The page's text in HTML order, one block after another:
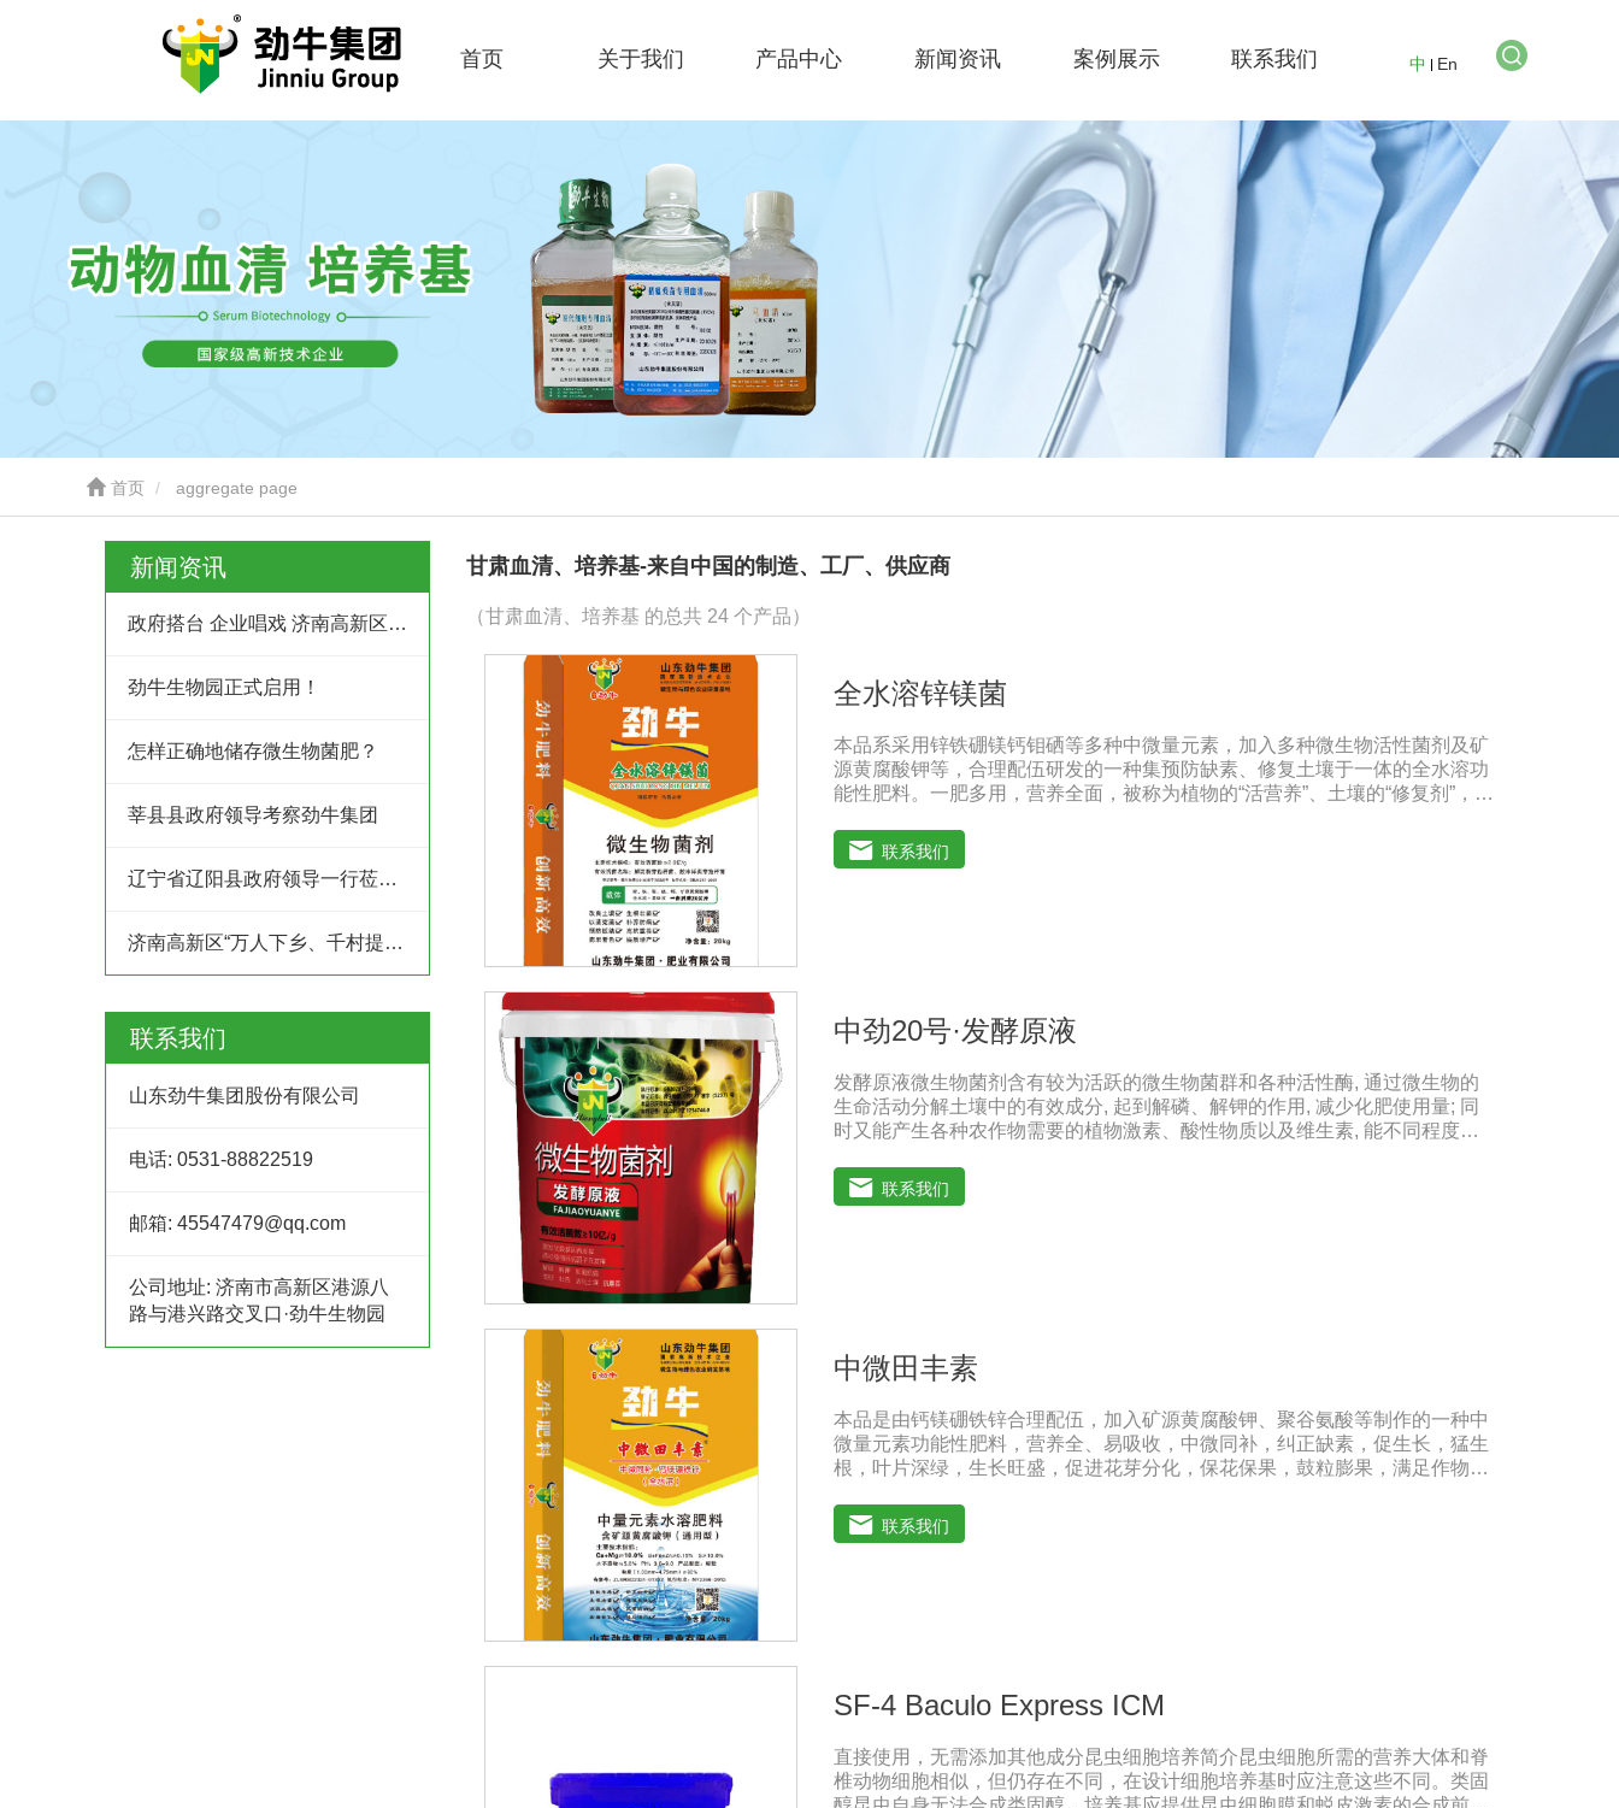
首页 关于我们 产品中心 新闻资讯 案例展示 联系我们 中 En
首页 aggregate page
新闻资讯
政府搭台 企业唱戏 济南高新区创业服务中心为企业及时搭建供需平台
劲牛生物园正式启用！
怎样正确地储存微生物菌肥？
莘县县政府领导考察劲牛集团
辽宁省辽阳县政府领导一行莅临劲牛集团考察
济南高新区“万人下乡、千村提升”工程村企结对共建行动
联系我们
山东劲牛集团股份有限公司
电话: 0531-88822519
邮箱: 45547479@qq.com
公司地址: 济南市高新区港源八
路与港兴路交叉口·劲牛生物园
甘肃血清、培养基-来自中国的制造、工厂、供应商
（甘肃血清、培养基 的总共 24 个产品）
全水溶锌镁菌
本品系采用锌铁硼镁钙钼硒等多种中微量元素，加入多种微生物活性菌剂及矿
源黄腐酸钾等，合理配伍研发的一种集预防缺素、修复土壤于一体的全水溶功
能性肥料。一肥多用，营养全面，被称为植物的“活营养”、土壤的“修复剂”，配
病抗重茬之功效，使土壤暄松透气，使作物生长旺盛，有效预防由土壤传播的
植物病原及植物缺素引起的黄叶、弱苗、僵苗、死苗烂根、死棵、枯黄萎等病
技人员正确指导下使用。注意事项：1.阴凉干燥处存放，禁止暴晒和雨淋2.内
酸、强碱农药混合施用
联系我们
中劲20号·发酵原液
发酵原液微生物菌剂含有较为活跃的微生物菌群和各种活性酶, 通过微生物的
生命活动分解土壤中的有效成分, 起到解磷、解钾的作用, 减少化肥使用量; 同
时又能产生各种农作物需要的植物激素、酸性物质以及维生素, 能不同程度地
或真菌性病害或诱导系统抗性, 间接达到促进植物生长的作用。【产品功能】
1、改善土填养分疏松土壤, 提高土壤通透性和保水保肥能力, 增加土壤有机质
发育, 增强农作物的抗逆性能, 有利于农作物的增产5、预防、抑制细菌、真菌
萎病。
联系我们
中微田丰素
本品是由钙镁硼铁锌合理配伍，加入矿源黄腐酸钾、聚谷氨酸等制作的一种中
微量元素功能性肥料，营养全、易吸收，中微同补，纠正缺素，促生长，猛生
根，叶片深绿，生长旺盛，促进花芽分化，保花保果，鼓粒膨果，满足作物种
久，改善作物品质，增产幅度大大提高。适应作物：各种粮、棉、油等大田作
物，瓜果蔬菜、根茎作物、花卉、园林及各种经济作物等。用法用量：冲施、
联系我们
SF-4 Baculo Express ICM
直接使用，无需添加其他成分昆虫细胞培养简介昆虫细胞所需的营养大体和脊
椎动物细胞相似，但仍存在不同，在设计细胞培养基时应注意这些不同。类固